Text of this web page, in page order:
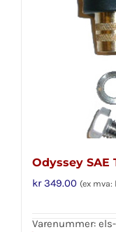
Odyssey
kr349.00 (ex mva:
Varenummer: